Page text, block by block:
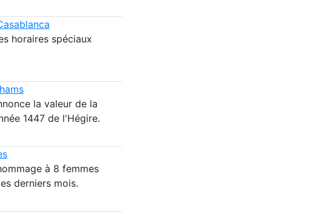
horaires spéciaux
la valeur de la
1447 de l'Hégire.
à 8 femmes
derniers mois.